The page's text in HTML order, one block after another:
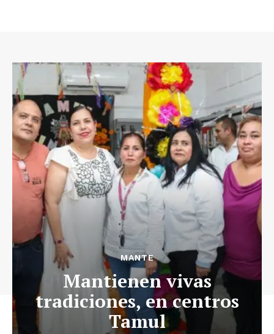
MANTE
Mantienen vivas
tradiciones, en centros
Tamul